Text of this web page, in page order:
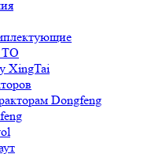
ТО
XingTai
Dongfeng